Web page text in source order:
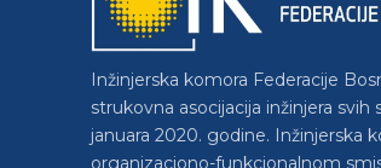
Inžinjerska komora Federacije
strukovna asocijacija inžinjera svih
januara 2020. godine. Inžinjerska
organizaciono-funkcionalnom